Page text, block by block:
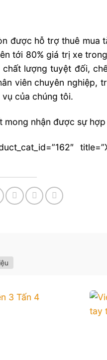
được hỗ trợ thuê mua
tới 80% giá trị xe
lượng tuyệt đối,
viên chuyên nghiệp,
của chúng tôi.
nhận được sự